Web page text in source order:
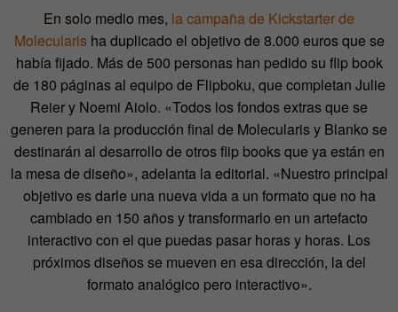
En solo medio mes, la campaña de Kickstarter de
Molecularis ha duplicado el objetivo de 8.000 euros que se
había fijado. Más de 500 personas han pedido su flip book
de 180 páginas al equipo de Flipboku, que completan Julie
Reier y Noemi Aiolo. «Todos los fondos extras que se
generen para la producción final de Molecularis y Blanko se
destinarán al desarrollo de otros flip books que ya están en
la mesa de diseño», adelanta la editorial. «Nuestro principal
objetivo es darle una nueva vida a un formato que no ha
cambiado en 150 años y transformarlo en un artefacto
interactivo con el que puedas pasar horas y horas. Los
próximos diseños se mueven en esa dirección, la del
formato analógico pero interactivo».